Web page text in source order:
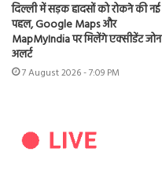
दिल्ली में सड़क हादसों को रोकने की नई
पहल, Google Maps और
MapMyIndia पर मिलेंगे एक्सीडेंट जोन
अलर्ट
7 August 2026 - 7:09 PM